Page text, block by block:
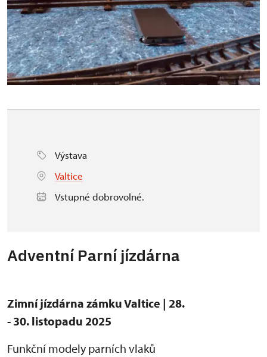
Výstava
Valtice
Vstupné dobrovolné.
Adventní Parní jízdárna
Zimní jízdárna zámku Valtice | 28.
- 30. listopadu 2025
Funkční modely parních vlaků